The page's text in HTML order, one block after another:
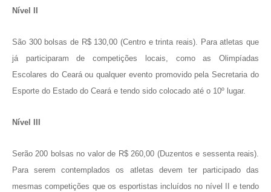
Nível II
São 300 bolsas de R$ 130,00 (Centro e trinta reais). Para atletas que
já participaram de competições locais, como as Olimpíadas
Escolares do Ceará ou qualquer evento promovido pela Secretaria do
Esporte do Estado do Ceará e tendo sido colocado até o 10º lugar.
Nível III
Serão 200 bolsas no valor de R$ 260,00 (Duzentos e sessenta reais).
Para serem contemplados os atletas devem ter participado das
mesmas competições que os esportistas incluídos no nível II e tendo